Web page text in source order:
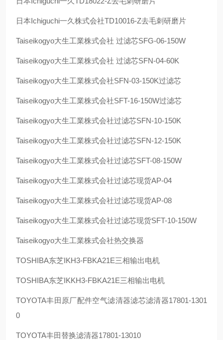
日本Ichiguchi一久株式会社TD10016-Z去毛刺研磨片
Taiseikogyo大生工業株式会社 过滤芯SFG-06-150W
Taiseikogyo大生工業株式会社 过滤芯SFN-04-60K
Taiseikogyo大生工業株式会社SFN-03-150K过滤芯
Taiseikogyo大生工業株式会社SFT-16-150W过滤芯
Taiseikogyo大生工業株式会社过滤芯SFN-10-150K
Taiseikogyo大生工業株式会社过滤芯SFN-12-150K
Taiseikogyo大生工業株式会社过滤芯SFT-08-150W
Taiseikogyo大生工業株式会社过滤芯现货AP-04
Taiseikogyo大生工業株式会社过滤芯现货AP-08
Taiseikogyo大生工業株式会社过滤芯现货SFT-10-150W
Taiseikogyo大生工業株式会社热交换器
TOSHIBA东芝IKH3-FBKA21E三相输出电机
TOSHIBA东芝IKKH3-FBKA21E三相输出电机
TOYOTA丰田原厂配件空气滤清器滤芯滤清器17801-1301
0
TOYOTA丰田替换滤清器17801-13010